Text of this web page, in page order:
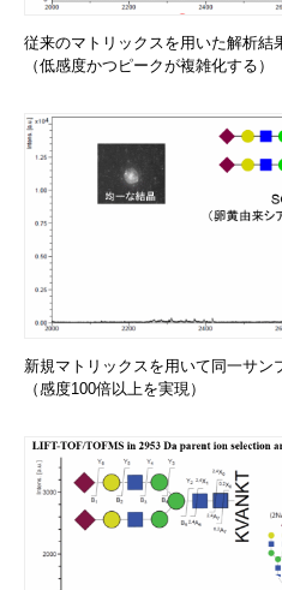
従来のマトリックスを用いた解析結
（低感度かつピークが複雑化する）
新規マトリックスを用いて同一サ
（感度100倍以上を実現）